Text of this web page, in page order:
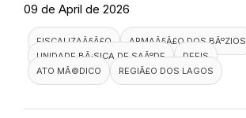
09 de April de 2026
FISCALIZAÃ§Ã£O
ARMAÃ§Ã£O DOS BÃºZIOS
UNIDADE BÃ¡SICA DE SAÃºDE
DEFIS
ATO MÃ©DICO
REGIÃ£O DOS LAGOS